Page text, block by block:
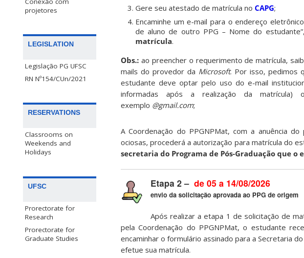
projetores
LEGISLATION
Legislação PG UFSC
RN Nº154/CUn/2021
RESERVATIONS
Classrooms on
Weekends and
Holidays
UFSC
Prorectorate for
Research
Prorectorate for
Graduate Studies
Gere seu atestado de matrícula no CAPG;
Encaminhe um e-mail para o endereço eletrônico
de aluno de outro PPG – Nome do estudante”,
matrícula.
Obs.: ao preencher o requerimento de matrícula,
mails do provedor da Microsoft. Por isso, pedimos
estudante deve optar pelo uso do e-mail
informadas após a realização da
exemplo @gmail.com;
A Coordenação do PPGNPMat, com a anuência
ociosas, procederá a autorização para matrícula do
secretaria do Programa de Pós-Graduação que
Etapa 2 – de 05 a 14/08/2026
envio da solicitação aprovada ao PPG de origem
Após realizar a etapa 1 de solicitação de
pela Coordenação do PPGNPMat, o estudante
encaminhar o formulário assinado para a Secretaria
efetue sua matrícula.